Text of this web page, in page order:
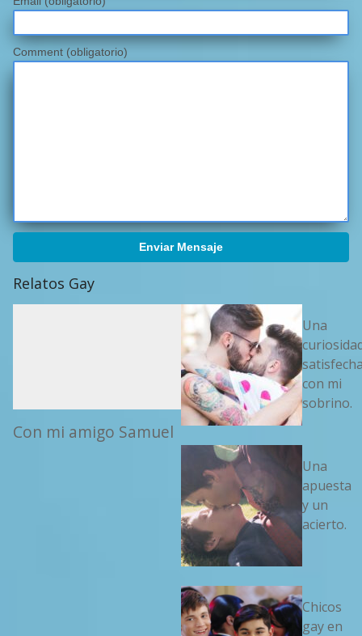
Comment (obligatorio)
Enviar Mensaje
Relatos Gay
Con mi amigo Samuel
Una
con mi
sobrino.
Una
apuesta
y un
acierto.
Chicos
gay en